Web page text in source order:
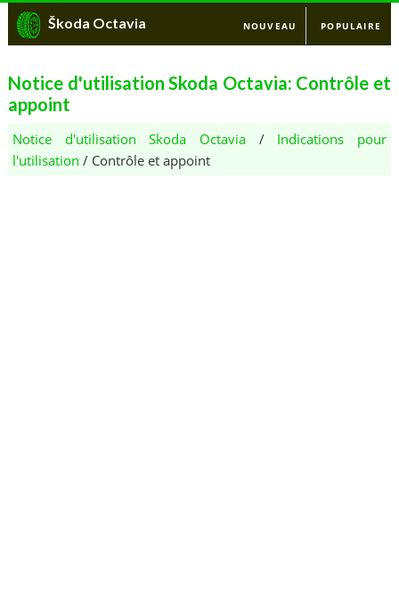
Škoda Octavia NOUVEAU POPULAIRE
Notice d'utilisation Skoda Octavia: Contrôle et
appoint
Notice d'utilisation Skoda Octavia / Indications pour
l'utilisation / Contrôle et appoint